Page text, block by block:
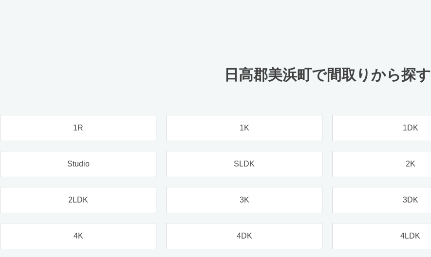
日高郡美浜町で間取りから探す
1R 1K 1DK
Studio SLDK 2K
2LDK 3K 3DK
4K 4DK 4LDK